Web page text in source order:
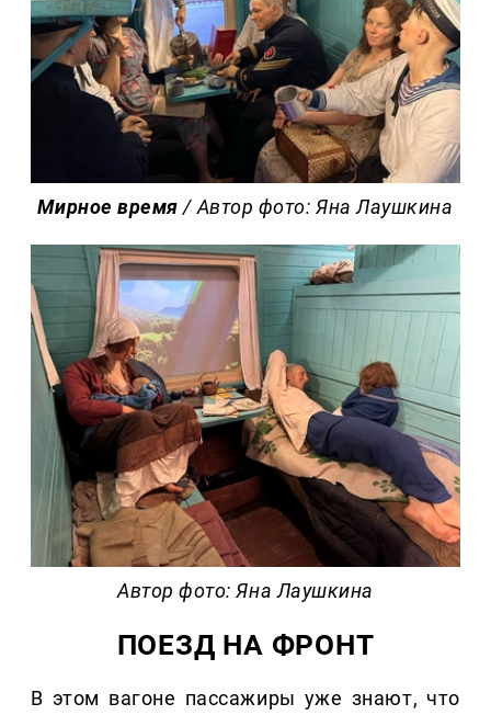
Мирное время / Автор фото: Яна Лаушкина
Автор фото: Яна Лаушкина
ПОЕЗД НА ФРОНТ
В этом вагоне пассажиры уже знают, что